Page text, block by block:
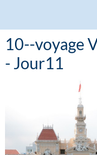
10--voyage
- Jour11